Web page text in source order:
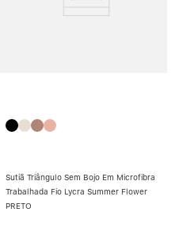
Sutiã Triângulo Sem Bojo Em Microfibra
Trabalhada Fio Lycra Summer Flower
PRETO